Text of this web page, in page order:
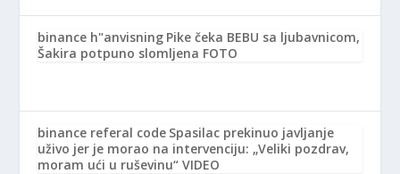
binance h"anvisning Pike čeka BEBU sa ljubavnicom,
Šakira potpuno slomljena FOTO
binance referal code Spasilac prekinuo javljanje
uživo jer je morao na intervenciju: „Veliki pozdrav,
moram ući u ruševinu“ VIDEO